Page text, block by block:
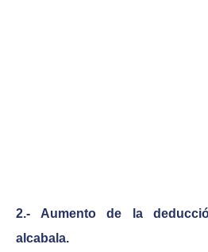
2.- Aumento de la
alcabala.